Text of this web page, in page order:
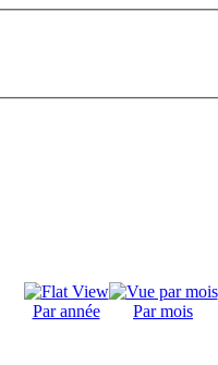
Par année Par mois